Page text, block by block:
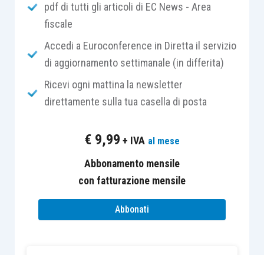
costantemente investimenti in prodotti nuovi o
significativamente migliorati
mantenere un adeguato livello di competitività
sul mercato.
Pertanto il Mise, nella
circolare n. 46586 del
, ha condotto una valutazione di
specifiche attività che involgono il processo di
ideazione e creazione del campionario o della
nel settore del tessile e della moda.
Le indicazioni contenute nella menzionata
pdf di tutti gli articoli di EC News - Area
fiscale
Accedi a Euroconference in Diretta il servizio
di aggiornamento settimanale (in differita)
Ricevi ogni mattina la newsletter
direttamente sulla tua casella di posta
€ 9,99 + IVA al mese
Abbonamento mensile
con fatturazione mensile
Abbonati